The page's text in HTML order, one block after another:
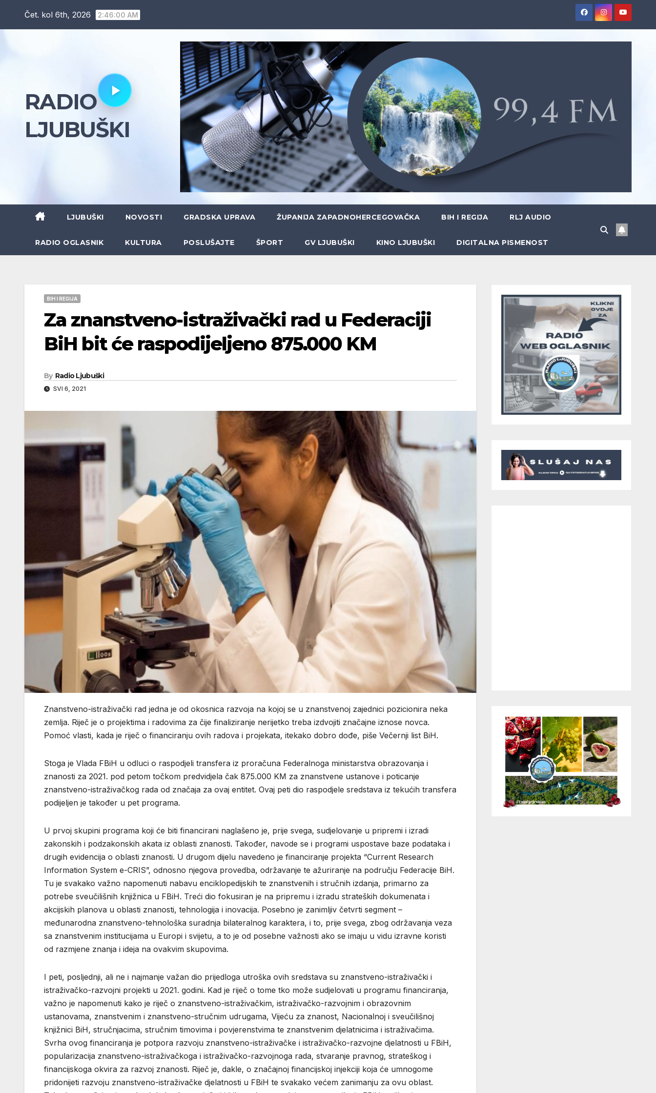
Čet. kol 6th, 2026 2:46:01 AM
RADIO
LJUBUŠKI
LJUBUŠKI NOVOSTI GRADSKA UPRAVA ŽUPANIJA ZAPADNOHERCEGOVAČKA BIH I REGIJA RLJ AUDIO
RADIO OGLASNIK KULTURA POSLUŠAJTE ŠPORT GV LJUBUŠKI KINO LJUBUŠKI DIGITALNA PISMENOST
BIH I REGIJA
Za znanstveno-istraživački rad u Federaciji
BiH bit će raspodijeljeno 875.000 KM
By Radio Ljubuški
SVI 6, 2021
Znanstveno-istraživački rad jedna je od okosnica razvoja na kojoj se u znanstvenoj zajednici pozicionira neka
zemlja. Riječ je o projektima i radovima za čije finaliziranje nerijetko treba izdvojiti značajne iznose novca.
Pomoć vlasti, kada je riječ o financiranju ovih radova i projekata, itekako dobro dođe, piše Večernji list BiH.
Stoga je Vlada FBiH u odluci o raspodjeli transfera iz proračuna Federalnoga ministarstva obrazovanja i
znanosti za 2021. pod petom točkom predvidjela čak 875.000 KM za znanstvene ustanove i poticanje
znanstveno-istraživačkog rada od značaja za ovaj entitet. Ovaj peti dio raspodjele sredstava iz tekućih transfera
podijeljen je također u pet programa.
U prvoj skupini programa koji će biti financirani naglašeno je, prije svega, sudjelovanje u pripremi i izradi
zakonskih i podzakonskih akata iz oblasti znanosti. Također, navode se i programi uspostave baze podataka i
drugih evidencija o oblasti znanosti. U drugom dijelu navedeno je financiranje projekta “Current Research
Information System e-CRIS”, odnosno njegova provedba, održavanje te ažuriranje na području Federacije BiH.
Tu je svakako važno napomenuti nabavu enciklopedijskih te znanstvenih i stručnih izdanja, primarno za
potrebe sveučilišnih knjižnica u FBiH. Treći dio fokusiran je na pripremu i izradu strateških dokumenata i
akcijskih planova u oblasti znanosti, tehnologija i inovacija. Posebno je zanimljiv četvrti segment –
međunarodna znanstveno-tehnološka suradnja bilateralnog karaktera, i to, prije svega, zbog održavanja veza
sa znanstvenim institucijama u Europi i svijetu, a to je od posebne važnosti ako se imaju u vidu izravne koristi
od razmjene znanja i ideja na ovakvim skupovima.
I peti, posljednji, ali ne i najmanje važan dio prijedloga utroška ovih sredstava su znanstveno-istraživački i
istraživačko-razvojni projekti u 2021. godini. Kad je riječ o tome tko može sudjelovati u programu financiranja,
važno je napomenuti kako je riječ o znanstveno-istraživačkim, istraživačko-razvojnim i obrazovnim
ustanovama, znanstvenim i znanstveno-stručnim udrugama, Vijeću za znanost, Nacionalnoj i sveučilišnoj
knjižnici BiH, stručnjacima, stručnim timovima i povjerenstvima te znanstvenim djelatnicima i istraživačima.
Svrha ovog financiranja je potpora razvoju znanstveno-istraživačke i istraživačko-razvojne djelatnosti u FBiH,
popularizacija znanstveno-istraživačkoga i istraživačko-razvojnoga rada, stvaranje pravnog, strateškog i
financijskoga okvira za razvoj znanosti. Riječ je, dakle, o značajnoj financijskoj injekciji koja će umnogome
pridonijeti razvoju znanstveno-istraživačke djelatnosti u FBiH te svakako većem zanimanju za ovu oblast.